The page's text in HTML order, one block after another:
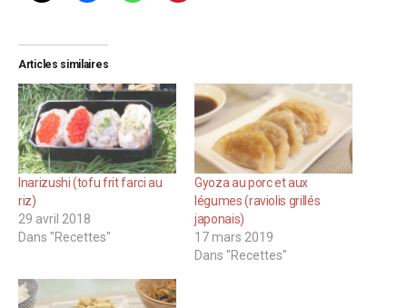
Articles similaires
Inarizushi (tofu frit farci au
riz)
29 avril 2018
Dans "Recettes"
Gyoza au porc et aux
légumes (raviolis grillés
japonais)
17 mars 2019
Dans "Recettes"